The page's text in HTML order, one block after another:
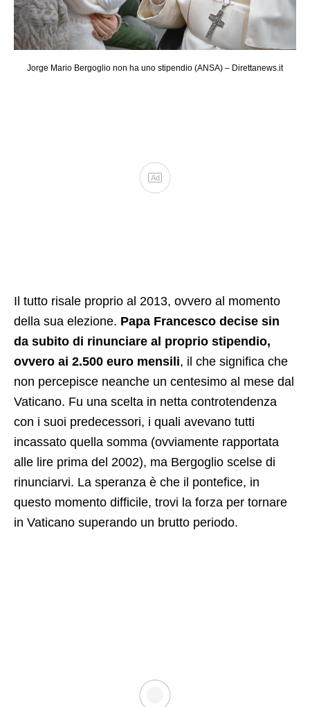
Jorge Mario Bergoglio non ha uno stipendio (ANSA) – Direttanews.it
Ad
Il tutto risale proprio al 2013, ovvero al momento
della sua elezione. Papa Francesco decise sin
da subito di rinunciare al proprio stipendio,
ovvero ai 2.500 euro mensili, il che significa che
non percepisce neanche un centesimo al mese dal
Vaticano. Fu una scelta in netta controtendenza
con i suoi predecessori, i quali avevano tutti
incassato quella somma (ovviamente rapportata
alle lire prima del 2002), ma Bergoglio scelse di
rinunciarvi. La speranza è che il pontefice, in
questo momento difficile, trovi la forza per tornare
in Vaticano superando un brutto periodo.